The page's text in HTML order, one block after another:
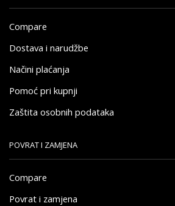
Compare
Dostava i narudžbe
Načini plaćanja
Pomoć pri kupnji
Zaštita osobnih podataka
POVRAT I ZAMJENA
Compare
Povrat i zamjena